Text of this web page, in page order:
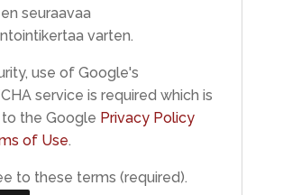
seuraavaa
varten.
use of Google's
service is required which is
the Google Privacy Policy
of Use.
to these terms (required).